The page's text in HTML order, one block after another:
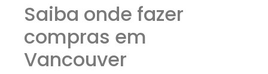
Saiba onde fazer
compras em
Vancouver